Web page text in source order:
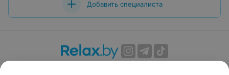
Добавить специалиста